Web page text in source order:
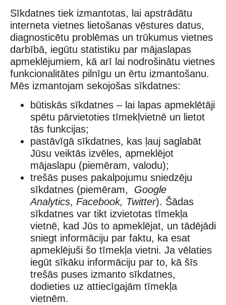
Sīkdatnes tiek izmantotas, lai apstrādātu
interneta vietnes lietošanas vēstures datus,
diagnosticētu problēmas un trūkumus vietnes
darbībā, iegūtu statistiku par mājaslapas
apmeklējumiem, kā arī lai nodrošinātu vietnes
funkcionalitātes pilnīgu un ērtu izmantošanu.
Mēs izmantojam sekojošas sīkdatnes:
būtiskās sīkdatnes – lai lapas apmeklētāji
spētu pārvietoties tīmekļvietnē un lietot
tās funkcijas;
pastāvīgā sīkdatnes, kas ļauj saglabāt
Jūsu veiktās izvēles, apmeklējot
mājaslapu (piemēram, valodu);
trešās puses pakalpojumu sniedzēju
sīkdatnes (piemēram, Google
Analytics, Facebook, Twitter). Šādas
sīkdatnes var tikt izvietotas tīmekļa
vietnē, kad Jūs to apmeklējat, un tādējādi
sniegt informāciju par faktu, ka esat
apmeklējuši šo tīmekļa vietni. Ja vēlaties
iegūt sīkāku informāciju par to, kā šīs
trešās puses izmanto sīkdatnes,
dodieties uz attiecīgajām tīmekļa
vietnēm.